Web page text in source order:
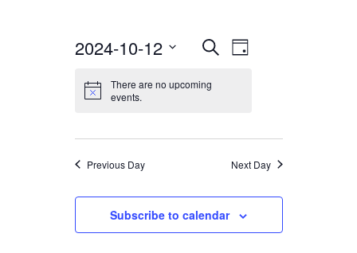
EVENTS
SEARCH
AND
VIEWS
SearchEVENT
Day
2024-10-12
date.
There are no upcoming
events.
Previous Day Next Day
Subscribe to calendar